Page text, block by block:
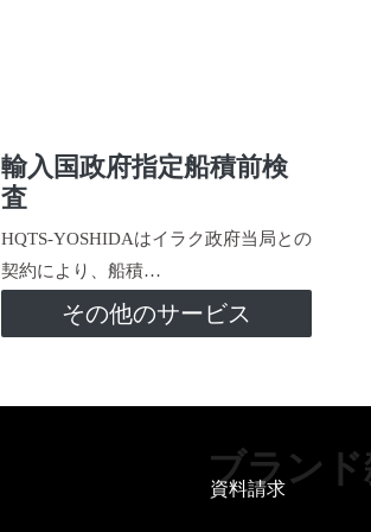
輸入国政府指定船積前検
査
HQTS-YOSHIDAはイラク政府当局との
契約により、船積…
その他のサービス
ブラン
資料請求